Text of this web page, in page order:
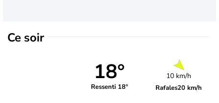
Ce soir
18°
Ressenti 18°
10 km/h
Rafales20 km/h